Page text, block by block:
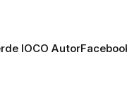
IOCO Autor